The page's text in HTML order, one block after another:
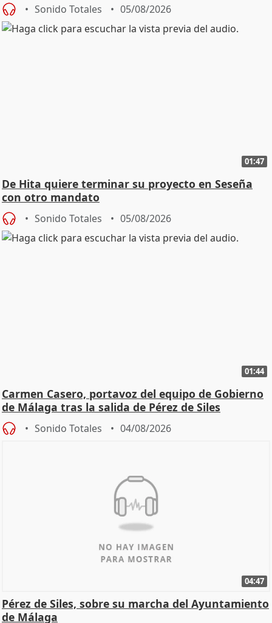
Sonido Totales 05/08/2026
01:47
De Hita quiere terminar su proyecto en Seseña
con otro mandato
Sonido Totales 05/08/2026
01:44
Carmen Casero, portavoz del equipo de Gobierno
de Málaga tras la salida de Pérez de Siles
Sonido Totales 04/08/2026
04:47
Pérez de Siles, sobre su marcha del Ayuntamiento
de Málaga